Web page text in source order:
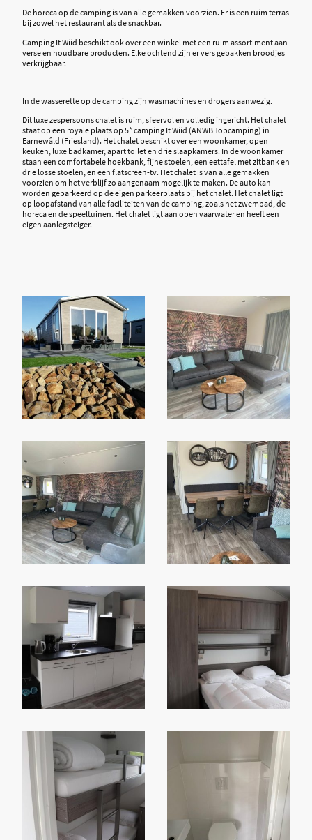
De horeca op de camping is van alle gemakken voorzien. Er is een ruim terras
bij zowel het restaurant als de snackbar.
Camping It Wiid beschikt ook over een winkel met een ruim assortiment aan
verse en houdbare producten. Elke ochtend zijn er vers gebakken broodjes
verkrijgbaar.
In de wasserette op de camping zijn wasmachines en drogers aanwezig.
Dit luxe zespersoons chalet is ruim, sfeervol en volledig ingericht. Het chalet
staat op een royale plaats op 5* camping It Wiid (ANWB Topcamping) in
Earnewâld (Friesland). Het chalet beschikt over een woonkamer, open
keuken, luxe badkamer, apart toilet en drie slaapkamers. In de woonkamer
staan een comfortabele hoekbank, fijne stoelen, een eettafel met zitbank en
drie losse stoelen, en een flatscreen-tv. Het chalet is van alle gemakken
voorzien om het verblijf zo aangenaam mogelijk te maken. De auto kan
worden geparkeerd op de eigen parkeerplaats bij het chalet. Het chalet ligt
op loopafstand van alle faciliteiten van de camping, zoals het zwembad, de
horeca en de speeltuinen. Het chalet ligt aan open vaarwater en heeft een
eigen aanlegsteiger.